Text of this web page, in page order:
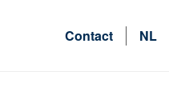
Contact
NL